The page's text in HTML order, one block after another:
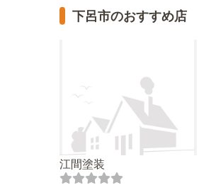
下呂市のおすすめ店
江間塗装